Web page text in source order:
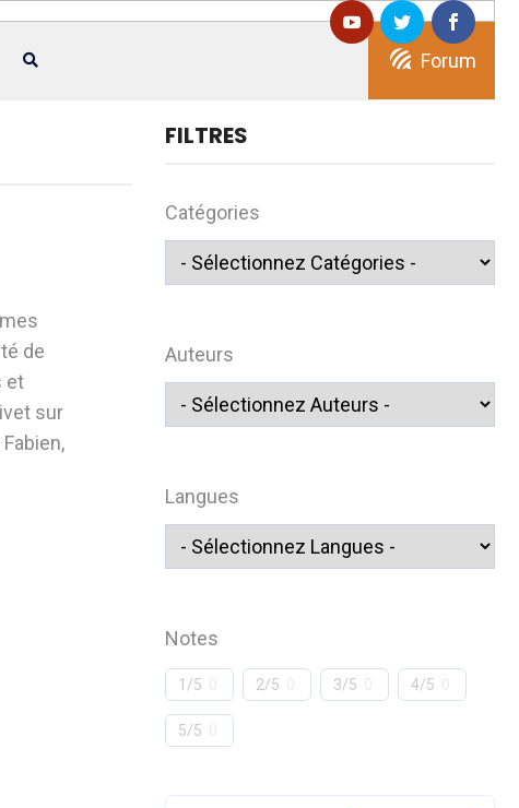
Forum
de
et
sur
FILTRES
Catégories
Auteurs
Langues
Notes
1/5 2/5 3/5 4/5
5/5